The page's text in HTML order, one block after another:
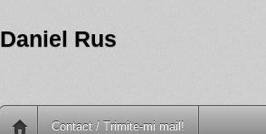
Daniel Rus
Contact / Trimite-mi mail!